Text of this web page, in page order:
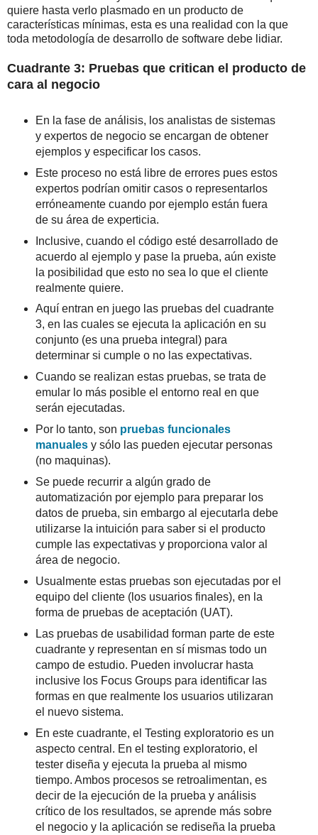
quiere hasta verlo plasmado en un producto de
características mínimas, esta es una realidad con la que
toda metodología de desarrollo de software debe lidiar.
Cuadrante 3: Pruebas que critican el producto de
cara al negocio
En la fase de análisis, los analistas de sistemas
y expertos de negocio se encargan de obtener
ejemplos y especificar los casos.
Este proceso no está libre de errores pues estos
expertos podrían omitir casos o representarlos
erróneamente cuando por ejemplo están fuera
de su área de experticia.
Inclusive, cuando el código esté desarrollado de
acuerdo al ejemplo y pase la prueba, aún existe
la posibilidad que esto no sea lo que el cliente
realmente quiere.
Aquí entran en juego las pruebas del cuadrante
3, en las cuales se ejecuta la aplicación en su
conjunto (es una prueba integral) para
determinar si cumple o no las expectativas.
Cuando se realizan estas pruebas, se trata de
emular lo más posible el entorno real en que
serán ejecutadas.
Por lo tanto, son pruebas funcionales
manualesy sólo las pueden ejecutar personas
(no maquinas).
Se puede recurrir a algún grado de
automatización por ejemplo para preparar los
datos de prueba, sin embargo al ejecutarla debe
utilizarse la intuición para saber si el producto
cumple las expectativas y proporciona valor al
área de negocio.
Usualmente estas pruebas son ejecutadas por el
equipo del cliente (los usuarios finales), en la
forma de pruebas de aceptación (UAT).
Las pruebas de usabilidad forman parte de este
cuadrante y representan en sí mismas todo un
campo de estudio. Pueden involucrar hasta
inclusive los Focus Groups para identificar las
formas en que realmente los usuarios utilizaran
el nuevo sistema.
En este cuadrante, el Testing exploratorio es un
aspecto central. En el testing exploratorio, el
tester diseña y ejecuta la prueba al mismo
tiempo. Ambos procesos se retroalimentan, es
decir de la ejecución de la prueba y análisis
crítico de los resultados, se aprende más sobre
el negocio y la aplicación se rediseña la prueba